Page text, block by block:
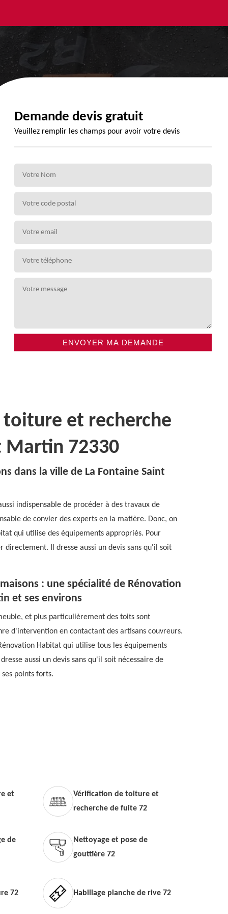
Demande devis gratuit
Veuillez remplir les champs pour avoir votre devis
et recherche
Martin 72330
dans la ville de La Fontaine Saint
indispensable de procéder à des travaux de
de convier des experts en la matière. Donc, on
qui utilise des équipements appropriés. Pour
Il dresse aussi un devis sans qu'il soit
: une spécialité de Rénovation
et ses environs
et plus particulièrement des toits sont
d'intervention en contactant des artisans couvreurs.
Habitat qui utilise tous les équipements
aussi un devis sans qu'il soit nécessaire de
points forts.
et
Vérification de toiture et
recherche de fuite 72
de
Nettoyage et pose de
gouttière 72
72 Habillage planche de rive 72